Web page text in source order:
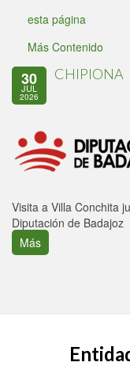
esta página
Más Contenido
30
JUL
2026
CHIPIONA
Visita a Villa Conchita
Diputación de Badajoz
Más